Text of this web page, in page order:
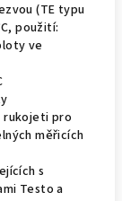
(TE typu
použití:
ve
rukojeti pro
měřicích
s
Testo a